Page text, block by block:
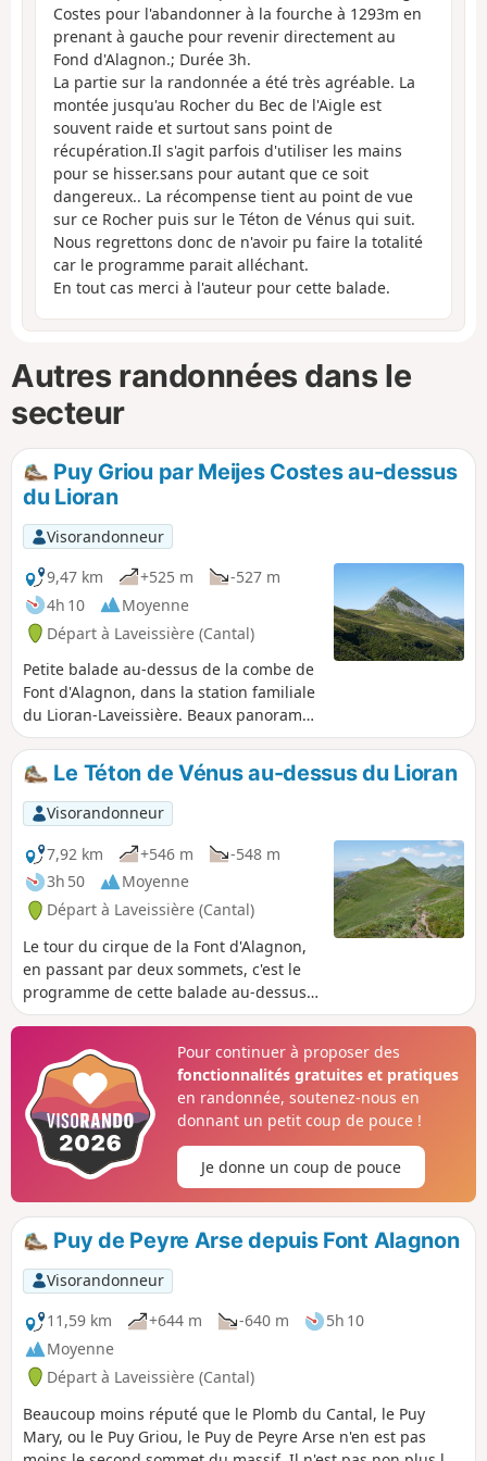
Costes pour l'abandonner à la fourche à 1293m en
prenant à gauche pour revenir directement au
Fond d'Alagnon.; Durée 3h.
La partie sur la randonnée a été très agréable. La
montée jusqu'au Rocher du Bec de l'Aigle est
souvent raide et surtout sans point de
récupération.Il s'agit parfois d'utiliser les mains
pour se hisser.sans pour autant que ce soit
dangereux.. La récompense tient au point de vue
sur ce Rocher puis sur le Téton de Vénus qui suit.
Nous regrettons donc de n'avoir pu faire la totalité
car le programme parait alléchant.
En tout cas merci à l'auteur pour cette balade.
Autres randonnées dans le
secteur
Puy Griou par Meijes Costes au-dessus
du Lioran
Visorandonneur
9,47 km
+525 m
-527 m
4h 10
Moyenne
Départ à Laveissière (Cantal)
Petite balade au-dessus de la combe de
Font d'Alagnon, dans la station familiale
du Lioran-Laveissière. Beaux panoramas
de part et d'autre du Col de Rombière et
les plus courageux pourront faire
l'ascension du Puy Griou. À la fin de
l'été, on pourra même cueillir quelques
myrtilles sur les pentes bien exposées.
Le Téton de Vénus au-dessus du Lioran
Visorandonneur
7,92 km
+546 m
-548 m
3h 50
Moyenne
Départ à Laveissière (Cantal)
Le tour du cirque de la Font d'Alagnon,
en passant par deux sommets, c'est le
programme de cette balade au-dessus
de la petite station du Lioran qui offre
volcanique du Cantal.Pour continuer à proposer des
fonctionnalités gratuites et pratiques
en randonnée, soutenez-nous en
donnant un petit coup de pouce !
Je donne un coup de pouce
Puy de Peyre Arse depuis Font Alagnon
Visorandonneur
11,59 km
+644 m -640 m
5h 10
Moyenne
Départ à Laveissière (Cantal)
Beaucoup moins réputé que le Plomb du Cantal, le Puy
Mary, ou le Puy Griou, le Puy de Peyre Arse n'en est pas